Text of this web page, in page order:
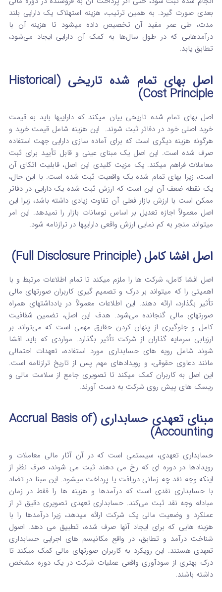
بعدی صورت گیرد. به همین ترتیب، هزینه استهلاک یک دارایی بلند
مدت، طی عمر مفید آن تخصیص داده میشود تا هزینه آن با
درآمدهایی که در طول سال‌ها به کمک آن دارایی ایجاد می‌شود،
تطابق یابد.
اصل بهای تمام‌ شده تاریخی (Historical
Cost Principle)
اصل بهای تمام‌ شده تاریخی بیان میکند که داراییها باید به قیمت
خرید اصلی خود در دفاتر ثبت شوند. این هزینه شامل قیمت خرید و
هرگونه هزینه دیگری است که برای آماده‌ سازی دارایی جهت استفاده
صرف شده است. این اصل یک مبنای عینی و قابل تأیید برای ثبت
معاملات فراهم میکند.یک مزیت کلیدی این اصل، قابلیت اتکای آن
است، زیرا بهای تمام‌ شده یک واقعیت ثبت‌ شده است. با این حال،
یک نقطه ضعف آن این است که ارزش ثبت‌ شده یک دارایی در دفاتر
ممکن است با ارزش بازار فعلی آن تفاوت زیادی داشته باشد، زیرا این
اصل معمولاً اجازه تعدیل بر اساس نوسانات بازار را نمیدهد. این امر
میتواند منجر به کم‌ نمایی ارزش واقعی داراییها در ترازنامه شود.
اصل افشا کامل (Full Disclosure Principle)
اصل افشا کامل، شرکت‌ ها را ملزم میکند تا تمام اطلاعات مرتبط و با
اهمیتی را که میتواند بر درک و تصمیم گیری کاربران صورتهای مالی
تأثیر بگذارد، ارائه دهند. این اطلاعات معمولاً در یادداشتهای همراه
صورتهای مالی گنجانده می‌شود. هدف این اصل، تضمین شفافیت
کامل و جلوگیری از پنهان کردن حقایق مهمی است که می‌تواند بر
ارزیابی سرمایه گذاران از شرکت تأثیر بگذارد. مواردی که باید افشا
شوند شامل رویه های حسابداری مورد استفاده، تعهدات احتمالی
مانند دعاوی حقوقی، و رویدادهای مهم پس از تاریخ ترازنامه است.
این اصل به کاربران کمک میکند تا تصویری جامع از سلامت مالی و
ریسک‌ های پیش روی شرکت به دست آورند.
مبنای تعهدی حسابداری (Accrual Basis of
Accounting)
حسابداری تعهدی، سیستمی است که در آن آثار مالی معاملات و
رویدادها در دوره‌ ای که رخ می‌ دهند ثبت می‌ شوند، صرف‌ نظر از
اینکه وجه نقد چه زمانی دریافت یا پرداخت میشود. این مبنا در تضاد
با حسابداری نقدی است که درآمدها و هزینه‌ ها را فقط در زمان
مبادله وجه نقد ثبت می‌کند. حسابداری تعهدی تصویری دقیق‌ تر از
عملکرد و وضعیت مالی یک شرکت ارائه میدهد، زیرا درآمدها را با
هزینه‌ هایی که برای ایجاد آنها صرف شده، تطبیق می‌ دهد. اصول
شناخت درآمد و تطابق، در واقع مکانیسم‌ های اجرایی حسابداری
تعهدی هستند. این رویکرد به کاربران صورتهای مالی کمک میکند تا
درک بهتری از سودآوری واقعی عملیات شرکت در یک دوره مشخص
داشته باشند.